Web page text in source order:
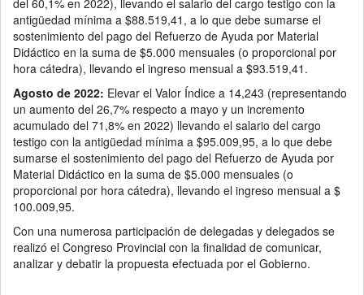
del 60,1% en 2022), llevando el salario del cargo testigo con la
antigüedad mínima a $88.519,41, a lo que debe sumarse el
sostenimiento del pago del Refuerzo de Ayuda por Material
Didáctico en la suma de $5.000 mensuales (o proporcional por
hora cátedra), llevando el ingreso mensual a $93.519,41.
Agosto de 2022: Elevar el Valor Índice a 14,243 (representando
un aumento del 26,7% respecto a mayo y un incremento
acumulado del 71,8% en 2022) llevando el salario del cargo
testigo con la antigüedad mínima a $95.009,95, a lo que debe
sumarse el sostenimiento del pago del Refuerzo de Ayuda por
Material Didáctico en la suma de $5.000 mensuales (o
proporcional por hora cátedra), llevando el ingreso mensual a $
100.009,95.
Con una numerosa participación de delegadas y delegados se
realizó el Congreso Provincial con la finalidad de comunicar,
analizar y debatir la propuesta efectuada por el Gobierno.